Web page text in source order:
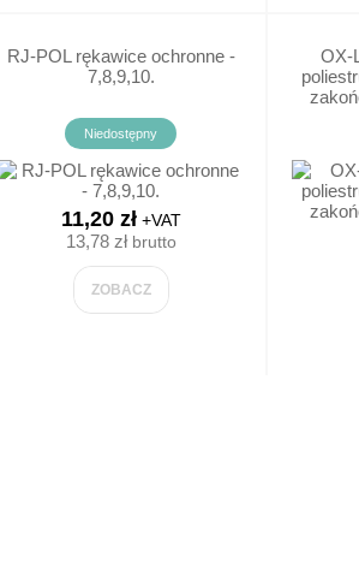
RJ-POL rękawice ochronne -
7,8,9,10.
Niedostępny
11,20 zł+VAT
13,78 złbrutto
ZOBACZ
OX-